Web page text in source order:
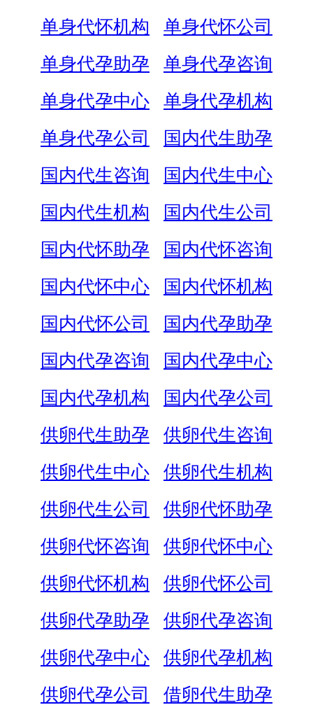
单身代怀机构
单身代怀公司
单身代孕助孕
单身代孕咨询
单身代孕中心
单身代孕机构
单身代孕公司
国内代生助孕
国内代生咨询
国内代生中心
国内代生机构
国内代生公司
国内代怀助孕
国内代怀咨询
国内代怀中心
国内代怀机构
国内代怀公司
国内代孕助孕
国内代孕咨询
国内代孕中心
国内代孕机构
国内代孕公司
供卵代生助孕
供卵代生咨询
供卵代生中心
供卵代生机构
供卵代生公司
供卵代怀助孕
供卵代怀咨询
供卵代怀中心
供卵代怀机构
供卵代怀公司
供卵代孕助孕
供卵代孕咨询
供卵代孕中心
供卵代孕机构
供卵代孕公司
借卵代生助孕